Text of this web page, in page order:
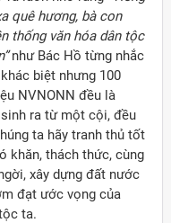
quê hương, bà con
thống văn hóa dân tộc
như Bác Hồ từng nhắc
biệt nhưng 100
NVNONN đều là
ra từ một cội, đều
ta hãy tranh thủ tốt
khăn, thách thức, cùng
xây dựng đất nước
đạt ước vọng của
ta.